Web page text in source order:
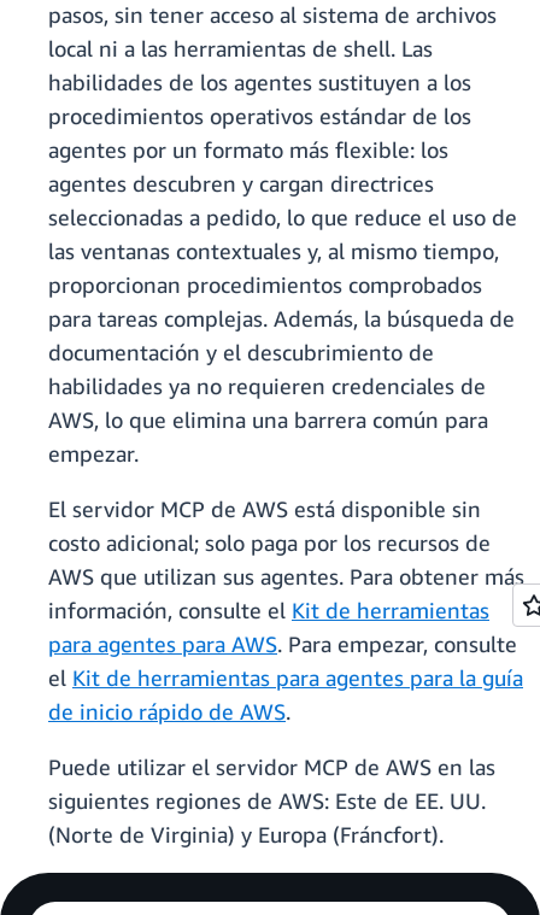
pasos, sin tener acceso al sistema de archivos
local ni a las herramientas de shell. Las
habilidades de los agentes sustituyen a los
procedimientos operativos estándar de los
agentes por un formato más flexible: los
agentes descubren y cargan directrices
seleccionadas a pedido, lo que reduce el uso de
las ventanas contextuales y, al mismo tiempo,
proporcionan procedimientos comprobados
para tareas complejas. Además, la búsqueda de
documentación y el descubrimiento de
habilidades ya no requieren credenciales de
AWS, lo que elimina una barrera común para
empezar.
El servidor MCP de AWS está disponible sin
costo adicional; solo paga por los recursos de
AWS que utilizan sus agentes. Para obtener más
información, consulte el Kit de herramientas
para agentes para AWS. Para empezar, consulte
el Kit de herramientas para agentes para la guía
de inicio rápido de AWS.
Puede utilizar el servidor MCP de AWS en las
siguientes regiones de AWS: Este de EE. UU.
(Norte de Virginia) y Europa (Fráncfort).